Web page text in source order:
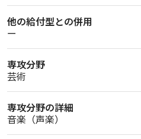
他の給付型との併用
ー
専攻分野
芸術
専攻分野の詳細
音楽（声楽）